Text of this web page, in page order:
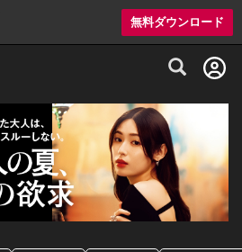
無料ダウンロード
グルメ情報・プレミアムレストラン予約